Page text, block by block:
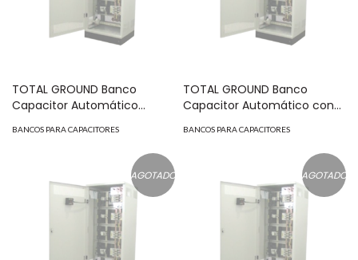
TOTAL GROUND Banco
Capacitor Automático
KVAR MOD: CAI-50-240
BANCOS PARA CAPACITORES
TOTAL GROUND Banco
Capacitor Automático con
KVAR MOD: CAI-225-480
BANCOS PARA CAPACITORES
AGOTADO AGOTADO